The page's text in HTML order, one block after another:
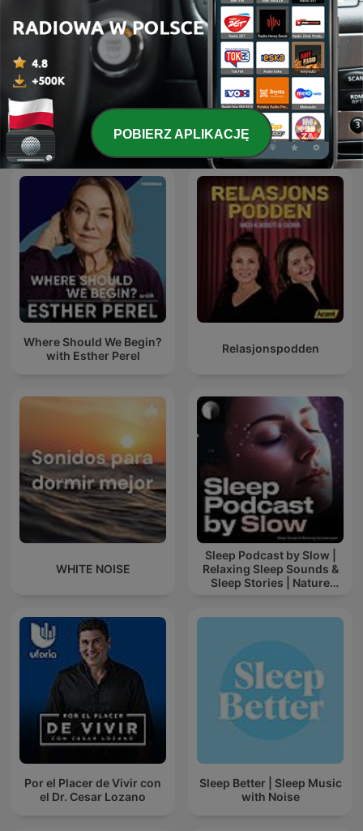
Entiende Tu Mente ASMR Rain Sounds
Międzynarodowe podcasty: Zdrowie i
fitness
Where Should We Begin?
with Esther Perel
Relasjonspodden
WHITE NOISE
Sleep Podcast by Slow |
Relaxing Sleep Sounds &
Sleep Stories | Nature
Por el Placer de Vivir con
el Dr. Cesar Lozano
Sleep Better | Sleep Music
with Noise
POBIERZ APLIKACJĘ